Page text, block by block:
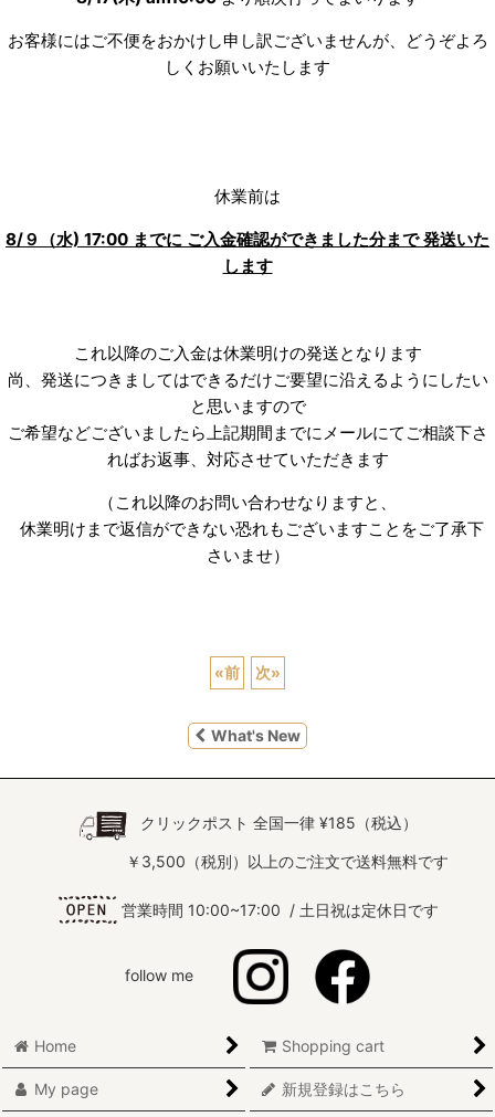
お客様にはご不便をおかけし申し訳ございませんが、どうぞよろ
しくお願いいたします
休業前は
8/９（水) 17:00 までに ご入金確認ができました分まで 発送いた
します
これ以降のご入金は休業明けの発送となります
尚、発送につきましてはできるだけご要望に沿えるようにしたい
と思いますので
ご希望などございましたら上記期間までにメールにてご相談下さ
ればお返事、対応させていただきます
（これ以降のお問い合わせなりますと、
休業明けまで返信ができない恐れもございますことをご了承下
さいませ）
«前 次»
What's New
クリックポスト 全国一律 ¥185（税込）
￥3,500（税別）以上のご注文で送料無料です
営業時間 10:00~17:00 / 土日祝は定休日です
follow me
Home Shopping cart
My page 新規登録はこちら